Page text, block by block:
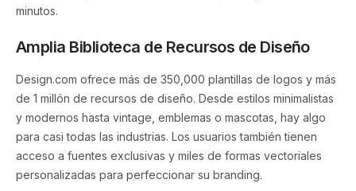
minutos.
Amplia Biblioteca de Recursos de Diseño
Design.com ofrece más de 350,000 plantillas de logos y más
de 1 millón de recursos de diseño. Desde estilos minimalistas
y modernos hasta vintage, emblemas o mascotas, hay algo
para casi todas las industrias. Los usuarios también tienen
acceso a fuentes exclusivas y miles de formas vectoriales
personalizadas para perfeccionar su branding.